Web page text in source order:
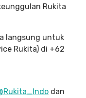
Rukita
langsung untuk
Rukita) di +62
dan